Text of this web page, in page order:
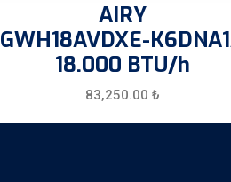
AIRY
GWH18AVDXE-
18.000 BTU/h
83,250.00 ₺